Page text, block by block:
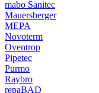
mabo Sanitec
Mauersberger
MEPA
Novoterm
Oventrop
Pipetec
Purmo
Raybro
repaBAD